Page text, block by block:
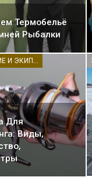
Термобельё
Рыбалки
Для
Виды,